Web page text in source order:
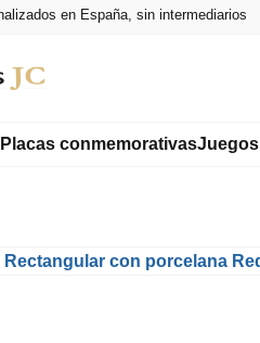
en España, sin intermediarios
Placas conmemorativasJuegos